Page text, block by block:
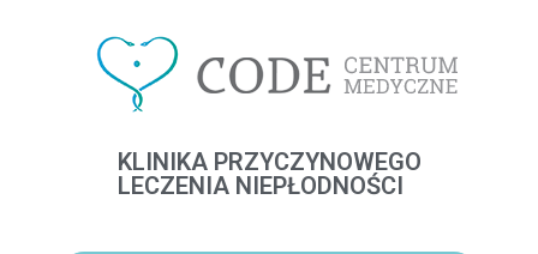
KLINIKA PRZYCZYNOWEGO
LECZENIA NIEPŁODNOŚCI